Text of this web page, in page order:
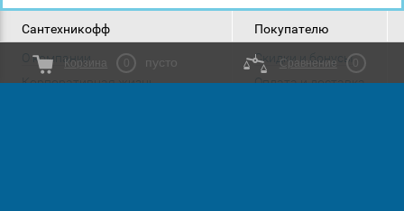
Корзина 0 пусто Сравнение 0
Сантехникофф
О компании
Корпоративная жизнь
Покупателю
Скидки и бонусы
Оплата и доставка